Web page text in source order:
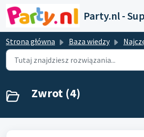
Przejdź do głównej treści
Party.nl -
Strona główna Baza wiedzy Najczęściej
Zwrot (4)